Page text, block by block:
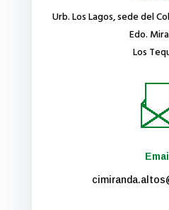
Urb. Los Lagos, sede del
Edo.
Los
Email